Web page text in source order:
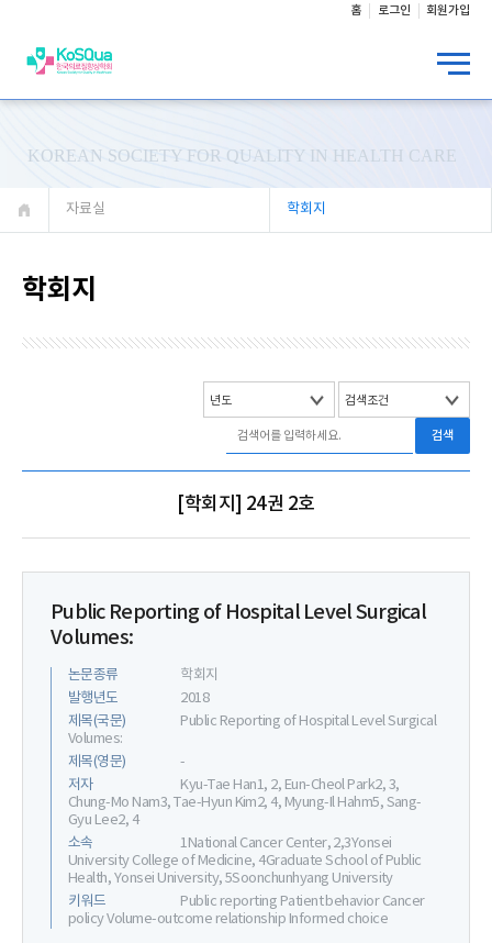
홈 로그인 회원가입
KOREAN SOCIETY FOR QUALITY IN HEALTH CARE
자료실 학회지
학회지
검색
[학회지] 24권 2호
Public Reporting of Hospital Level Surgical
Volumes:
논문종류
학회지
발행년도
2018
제목(국문)
Public Reporting of Hospital Level Surgical
Volumes:
제목(영문)
-
저자
Kyu-Tae Han1, 2, Eun-Cheol Park2, 3,
Chung-Mo Nam3, Tae-Hyun Kim2, 4, Myung-Il Hahm5, Sang-
Gyu Lee2, 4
소속
1National Cancer Center, 2,3Yonsei
University College of Medicine, 4Graduate School of Public
Health, Yonsei University, 5Soonchunhyang University
키워드
Public reporting Patient behavior Cancer
policy Volume-outcome relationship Informed choice